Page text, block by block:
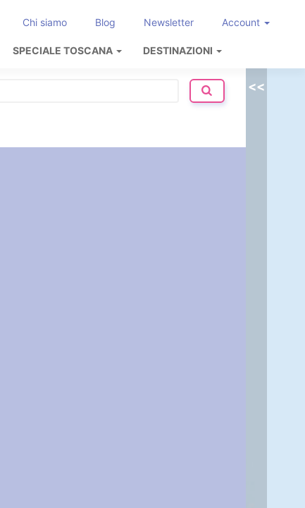
Chi siamo Blog Newsletter Account
SPECIALE TOSCANA DESTINAZIONI
<<